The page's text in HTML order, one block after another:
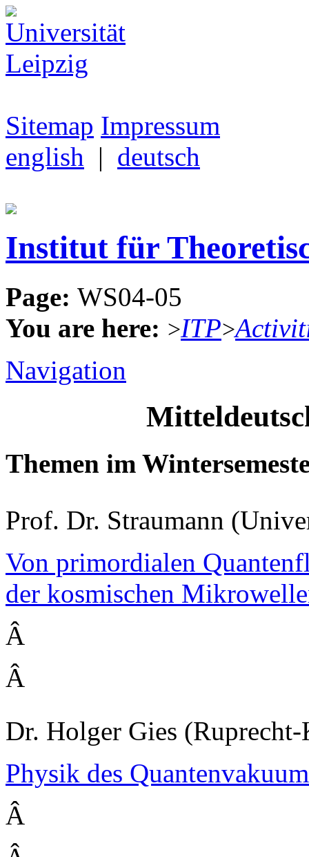
Sitemap Impressum
english | deutsch
Institut für
Page: WS04-05
You are here: >ITP>
Navigation
Themen im
Prof. Dr. Straumann
Von primordialen
der kosmischen
Â
Â
Dr. Holger Gies
Physik des
Â